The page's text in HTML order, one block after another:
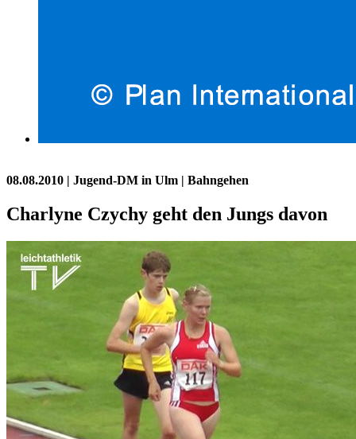
08.08.2010 | Jugend-DM in Ulm | Bahngehen
Charlyne Czychy geht den Jungs davon